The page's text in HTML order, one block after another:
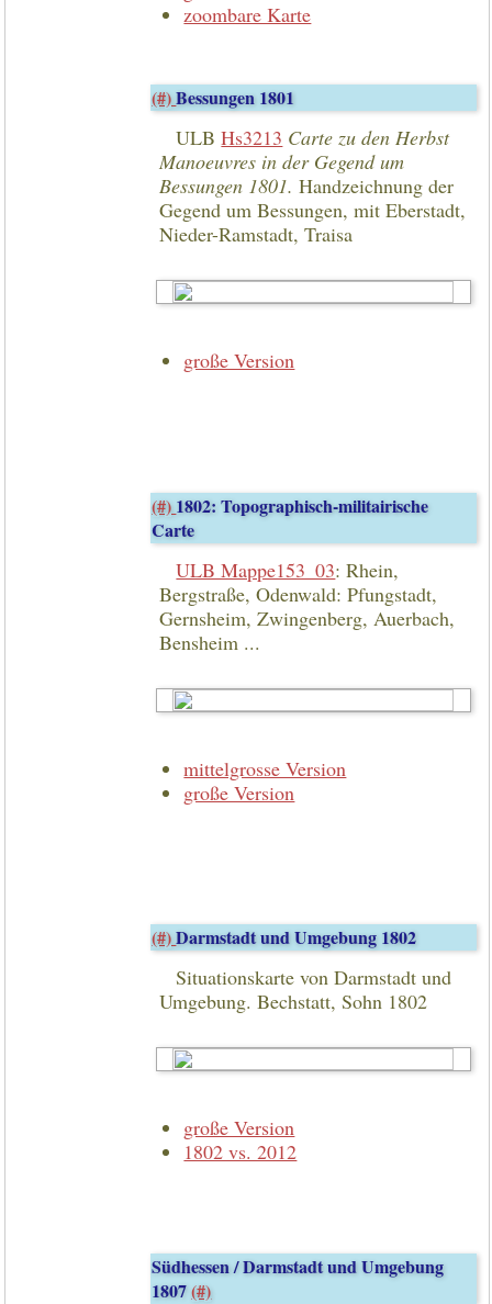
zoombare Karte
(#)Bessungen 1801
ULBHs3213 Carte zu den Herbst
Manoeuvres in der Gegend um
Bessungen 1801. Handzeichnung der
Gegend um Bessungen, mit Eberstadt,
Nieder-Ramstadt, Traisa
große Version
(#) 1802: Topographisch-militairische
Carte
ULB Mappe153_03: Rhein,
Bergstraße, Odenwald: Pfungstadt,
Gernsheim, Zwingenberg, Auerbach,
Bensheim ...
mittelgrosse Version
große Version
(#)Darmstadt und Umgebung 1802
Situationskarte von Darmstadt und
Umgebung. Bechstatt, Sohn 1802
große Version
1802 vs. 2012
Südhessen / Darmstadt und Umgebung
1807(#)